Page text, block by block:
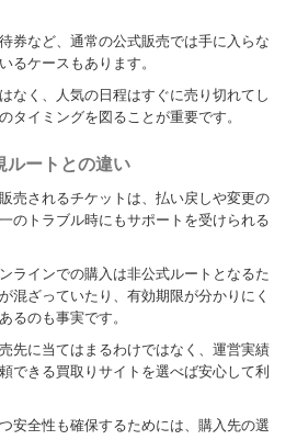
券など、通常の公式販売では手に入らな
るケースもあります。
なく、人気の日程はすぐに売り切れてし
タイミングを図ることが重要です。
ルートとの違い
売されるチケットは、払い戻しや変更の
のトラブル時にもサポートを受けられる
ラインでの購入は非公式ルートとなるた
混ざっていたり、有効期限が分かりにく
るのも事実です。
先に当てはまるわけではなく、運営実績
できる買取りサイトを選べば安心して利
安全性も確保するためには、購入先の選